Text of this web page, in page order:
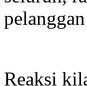
Reaksi